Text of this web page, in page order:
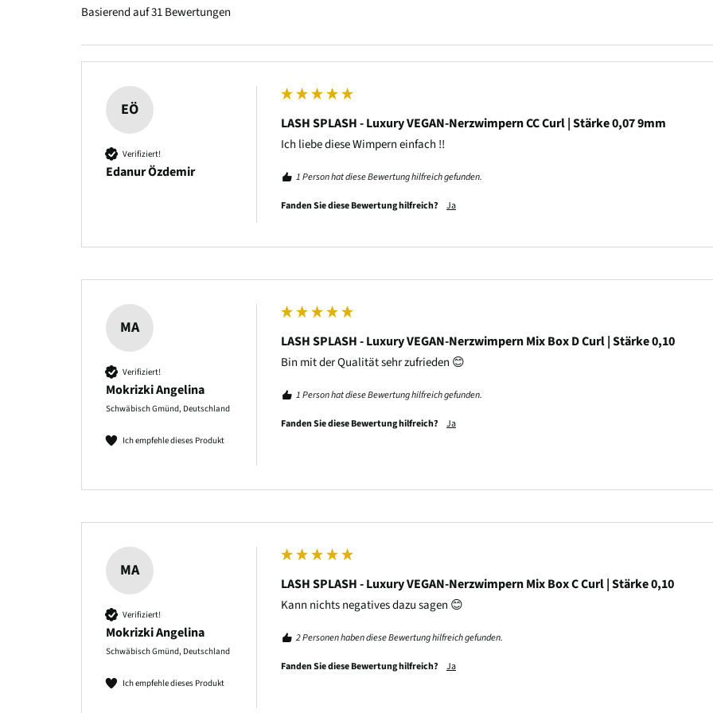
Basierend auf 31 Bewertungen
EÖ
Verifiziert!
Edanur Özdemir
LASH SPLASH - Luxury VEGAN-Nerzwimpern CC Curl | Stärke 0,07 9mm
Ich liebe diese Wimpern einfach !!
1 Person hat diese Bewertung hilfreich gefunden.
Fanden Sie diese Bewertung hilfreich? Ja
MA
Verifiziert!
Mokrizki Angelina
Schwäbisch Gmünd, Deutschland
Ich empfehle dieses Produkt
LASH SPLASH - Luxury VEGAN-Nerzwimpern Mix Box D Curl | Stärke 0,10
Bin mit der Qualität sehr zufrieden 😊
1 Person hat diese Bewertung hilfreich gefunden.
Fanden Sie diese Bewertung hilfreich? Ja
MA
Verifiziert!
Mokrizki Angelina
Schwäbisch Gmünd, Deutschland
Ich empfehle dieses Produkt
LASH SPLASH - Luxury VEGAN-Nerzwimpern Mix Box C Curl | Stärke 0,10
Kann nichts negatives dazu sagen 😊
2 Personen haben diese Bewertung hilfreich gefunden.
Fanden Sie diese Bewertung hilfreich? Ja